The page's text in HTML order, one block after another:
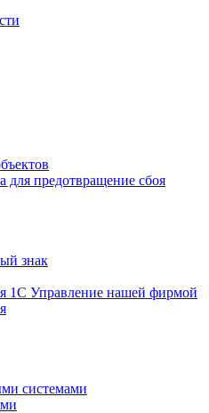
для предотвращение сбоя
знак
1С Управление нашей фирмой
системами